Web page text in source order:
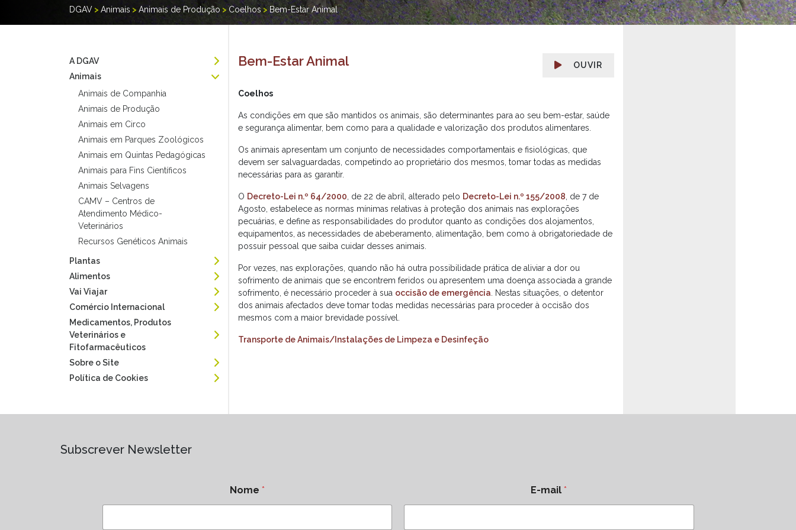
DGAV > Animais > Animais de Produção >Coelhos>Bem-Estar Animal
A DGAV
Animais
Animais de Companhia
Animais de Produção
Animais em Circo
Animais em Parques Zoológicos
Animais em Quintas Pedagógicas
Animais para Fins Científicos
Animais Selvagens
CAMV – Centros de
Atendimento Médico-
Veterinários
Recursos Genéticos Animais
Plantas
Alimentos
Vai Viajar
Comércio Internacional
Medicamentos, Produtos
Veterinários e
Fitofarmacêuticos
Sobre o Site
Política de Cookies
OUVIR
Bem-Estar Animal
Coelhos
As condições em que são mantidos os animais, são determinantes para ao seu bem-estar, saúde
e segurança alimentar, bem como para a qualidade e valorização dos produtos alimentares.
Os animais apresentam um conjunto de necessidades comportamentais e fisiológicas, que
devem ser salvaguardadas, competindo ao proprietário dos mesmos, tomar todas as medidas
necessárias para as garantir.
O Decreto-Lei n.º 64/2000 , de 22 de abril, alterado pelo Decreto-Lei n.º 155/2008 , de 7 de
Agosto, estabelece as normas mínimas relativas à proteção dos animais nas explorações
pecuárias, e define as responsabilidades do produtor quanto as condições dos alojamentos,
equipamentos, as necessidades de abeberamento, alimentação, bem como à obrigatoriedade de
possuir pessoal que saiba cuidar desses animais.
Por vezes, nas explorações, quando não há outra possibilidade prática de aliviar a dor ou
sofrimento de animais que se encontrem feridos ou apresentem uma doença associada a grande
sofrimento, é necessário proceder à sua occisão de emergência
Nestas situações, o detentor
dos animais afectados deve tomar todas medidas necessárias para proceder à occisão dos
mesmos com a maior brevidade possível.
Transporte de Animais/Instalações de Limpeza e Desinfeção
Subscrever Newsletter
Nome * E-mail*